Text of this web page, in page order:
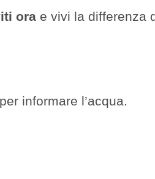
ora e vivi la differenza
informare l’acqua.